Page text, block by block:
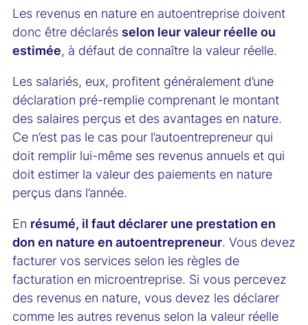
Les revenus en nature en autoentreprise doivent
donc être déclarés selon leur valeur réelle ou
estimée, à défaut de connaître la valeur réelle.
Les salariés, eux, profitent généralement d’une
déclaration pré-remplie comprenant le montant
des salaires perçus et des avantages en nature.
Ce n’est pas le cas pour l’autoentrepreneur qui
doit remplir lui-même ses revenus annuels et qui
doit estimer la valeur des paiements en nature
perçus dans l’année.
En résumé, il faut déclarer une prestation en
don en nature en autoentrepreneur. Vous devez
facturer vos services selon les règles de
facturation en microentreprise. Si vous percevez
des revenus en nature, vous devez les déclarer
comme les autres revenus selon la valeur réelle